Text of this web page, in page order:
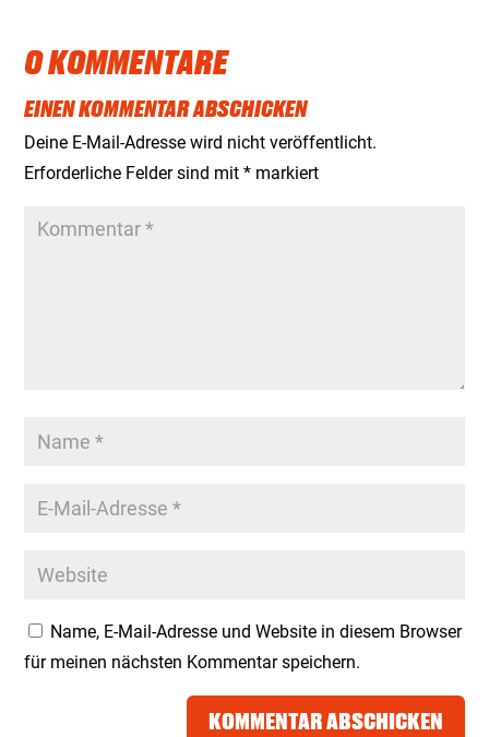
0 KOMMENTARE
EINEN KOMMENTAR ABSCHICKEN
Deine E-Mail-Adresse wird nicht veröffentlicht.
Erforderliche Felder sind mit* markiert
Name, E-Mail-Adresse und Website in diesem Browser
für meinen nächsten Kommentar speichern.
KOMMENTAR ABSCHICKEN